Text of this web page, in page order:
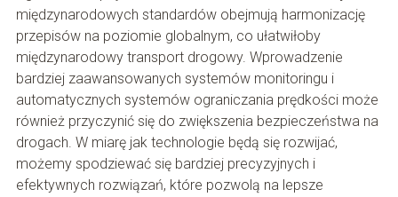
międzynarodowych standardów obejmują harmonizację
przepisów na poziomie globalnym, co ułatwiłoby
międzynarodowy transport drogowy. Wprowadzenie
bardziej zaawansowanych systemów monitoringu i
automatycznych systemów ograniczania prędkości może
również przyczynić się do zwiększenia bezpieczeństwa na
drogach. W miarę jak technologie będą się rozwijać,
możemy spodziewać się bardziej precyzyjnych i
efektywnych rozwiązań, które pozwolą na lepsze